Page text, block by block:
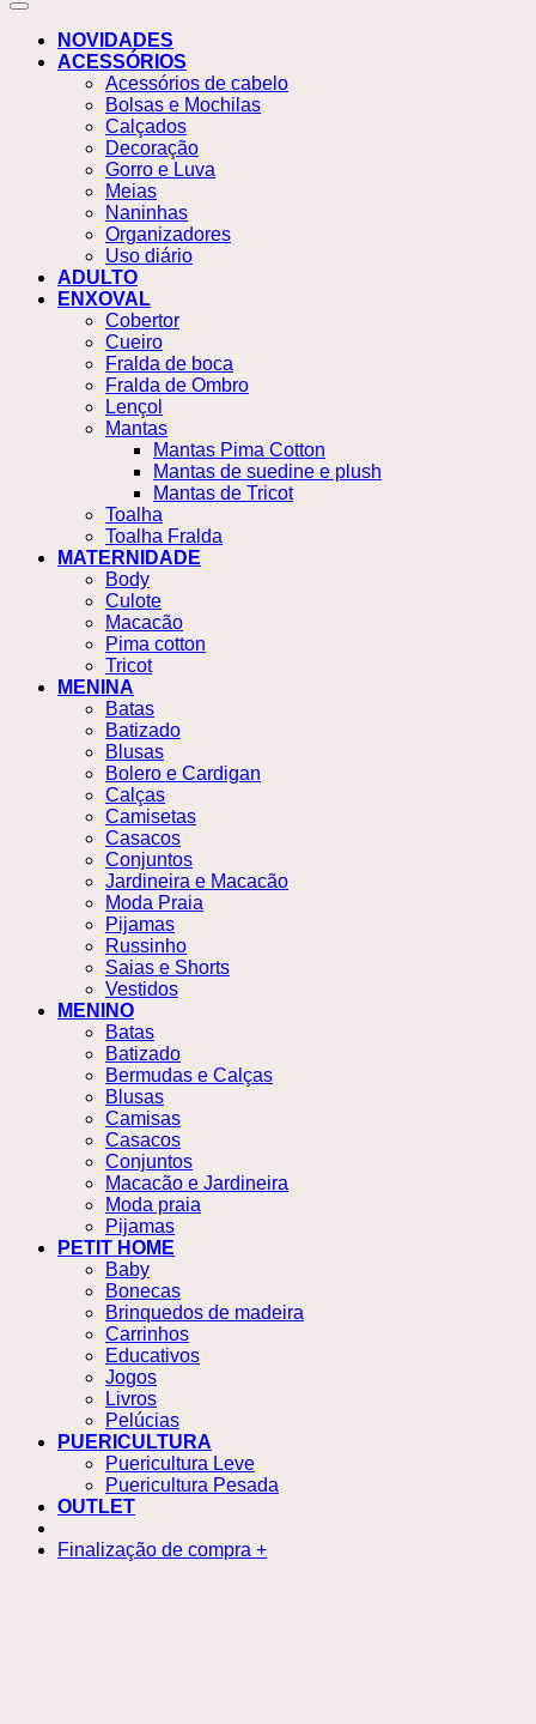
NOVIDADES
ACESSÓRIOS
Acessórios de cabelo
Bolsas e Mochilas
Calçados
Decoração
Gorro e Luva
Meias
Naninhas
Organizadores
Uso diário
ADULTO
ENXOVAL
Cobertor
Cueiro
Fralda de boca
Fralda de Ombro
Lençol
Mantas
Mantas Pima Cotton
Mantas de suedine e plush
Mantas de Tricot
Toalha
Toalha Fralda
MATERNIDADE
Body
Culote
Macacão
Pima cotton
Tricot
MENINA
Batas
Batizado
Blusas
Bolero e Cardigan
Calças
Camisetas
Casacos
Conjuntos
Jardineira e Macacão
Moda Praia
Pijamas
Russinho
Saias e Shorts
Vestidos
MENINO
Batas
Batizado
Bermudas e Calças
Blusas
Camisas
Casacos
Conjuntos
Macacão e Jardineira
Moda praia
Pijamas
PETIT HOME
Baby
Bonecas
Brinquedos de madeira
Carrinhos
Educativos
Jogos
Livros
Pelúcias
PUERICULTURA
Puericultura Leve
Puericultura Pesada
OUTLET
Finalização de compra +